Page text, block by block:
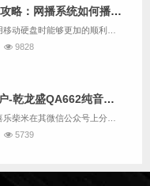
QA662使用攻略：网播系统如何播放移动硬盘中的音乐？
9828
来自热心用户-乾龙盛QA662纯音播放器 网播部分的攻略（主要是NAS的挂载）
5739